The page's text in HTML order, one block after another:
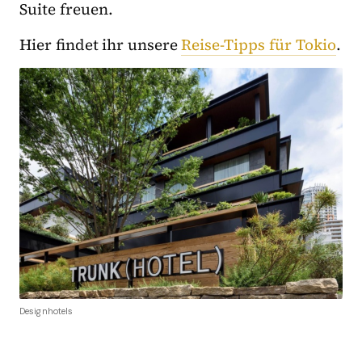
Suite freuen.
Hier findet ihr unsereReise-Tipps für Tokio.
Designhotels